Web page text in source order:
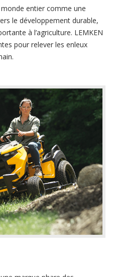
entier comme une
le développement durable,
à l’agriculture. LEMKEN
pour relever les enleux